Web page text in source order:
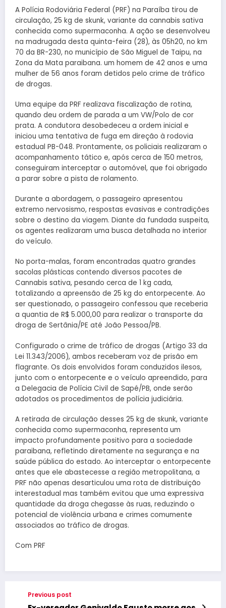
A Polícia Rodoviária Federal (PRF) na Paraíba tirou de
circulação, 25 kg de skunk, variante da cannabis sativa
conhecida como supermaconha. A ação se desenvolveu
na madrugada desta quinta-feira (28), às 05h20, no km
70 da BR-230, no município de São Miguel de Taipu, na
Zona da Mata paraibana. um homem de 42 anos e uma
mulher de 56 anos foram detidos pelo crime de tráfico
de drogas.
Uma equipe da PRF realizava fiscalização de rotina,
quando deu ordem de parada a um VW/Polo de cor
prata. A condutora desobedeceu a ordem inicial e
iniciou uma tentativa de fuga em direção à rodovia
estadual PB-048. Prontamente, os policiais realizaram o
acompanhamento tático e, após cerca de 150 metros,
conseguiram interceptar o automóvel, que foi obrigado
a parar sobre a pista de rolamento.
Durante a abordagem, o passageiro apresentou
extremo nervosismo, respostas evasivas e contradições
sobre o destino da viagem. Diante da fundada suspeita,
os agentes realizaram uma busca detalhada no interior
do veículo.
No porta-malas, foram encontradas quatro grandes
sacolas plásticas contendo diversos pacotes de
Cannabis sativa, pesando cerca de 1 kg cada,
totalizando a apreensão de 25 kg do entorpecente. Ao
ser questionado, o passageiro confessou que receberia
a quantia de R$ 5.000,00 para realizar o transporte da
droga de Sertânia/PE até João Pessoa/PB.
Configurado o crime de tráfico de drogas (Artigo 33 da
Lei 11.343/2006), ambos receberam voz de prisão em
flagrante. Os dois envolvidos foram conduzidos ilesos,
junto com o entorpecente e o veículo apreendido, para
a Delegacia de Polícia Civil de Sapé/PB, onde serão
adotados os procedimentos de polícia judiciária.
A retirada de circulação desses 25 kg de skunk, variante
conhecida como supermaconha, representa um
impacto profundamente positivo para a sociedade
paraibana, refletindo diretamente na segurança e na
saúde pública do estado. Ao interceptar o entorpecente
antes que ele abastecesse a região metropolitana, a
PRF não apenas desarticulou uma rota de distribuição
interestadual mas também evitou que uma expressiva
quantidade da droga chegasse às ruas, reduzindo o
potencial de violência urbana e crimes comumente
associados ao tráfico de drogas.
Com PRF
Previous post